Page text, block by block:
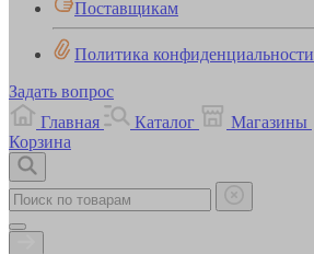
Поставщикам
Политика конфиденциальности
Задать вопрос
Главная
Каталог Магазины
Корзина